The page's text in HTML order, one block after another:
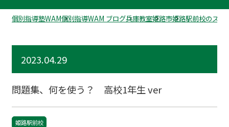
個別指導塾WAM個別指導WAM ブログ兵庫教室姫路市姫路駅前校のスタ
2023.04.29
問題集、何を使う？ 高校1年生 ver
姫路駅前校